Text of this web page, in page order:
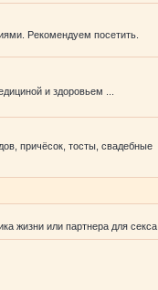
Рекомендуем посетить.
и здоровьем ...
причёсок, тосты, свадебные
жизни или партнера для